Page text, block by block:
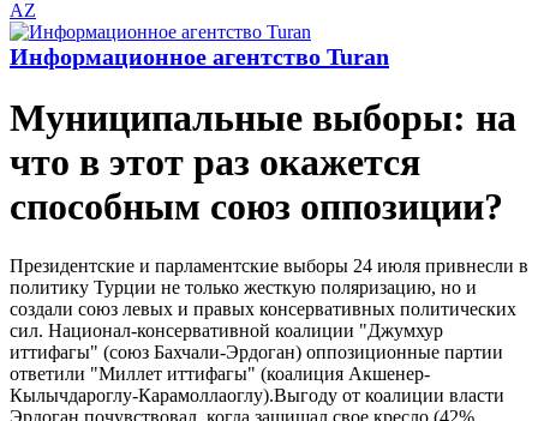
AZ
Информационное агентство Turan
Муниципальные выборы: на
что в этот раз окажется
способным союз оппозиции?
Президентские и парламентские выборы 24 июля привнесли в
политику Турции не только жесткую поляризацию, но и
создали союз левых и правых консервативных политических
сил. Национал-консервативной коалиции "Джумхур
иттифагы" (союз Бахчали-Эрдоган) оппозиционные партии
ответили "Миллет иттифагы" (коалиция Акшенер-
Кылычдароглу-Карамоллаоглу).Bыгоду от коалиции власти
Эрдоган почувствовал, когда защищал свое кресло (42%